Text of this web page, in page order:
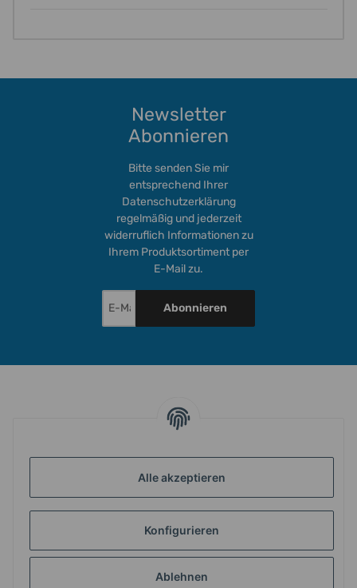
Alle akzeptieren
Konfigurieren
Ablehnen
Newsletter
Abonnieren
Bitte senden Sie mir
entsprechend Ihrer
Datenschutzerklärung
regelmäßig und jederzeit
widerruflich Informationen zu
Ihrem Produktsortiment per
E-Mail zu.
Abonnieren
INFORMATIONEN
GESETZLICHE INFORMATIONEN
ZAHLUNG & VERSAND